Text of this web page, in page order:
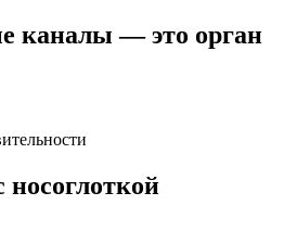
каналы — это орган
носоглоткой